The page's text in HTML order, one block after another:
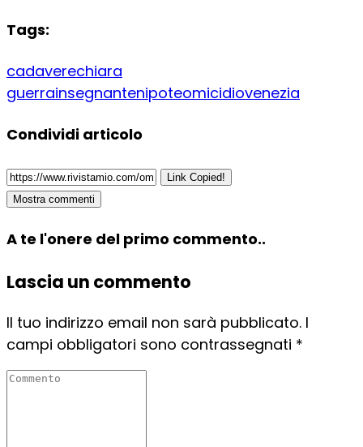
Tags:
cadaverechiara
guerrainsegnantenipoteomicidiovenezia
Condividi articolo
Link Copied!
Mostra commenti
A te l'onere del primo commento..
Lascia un commento
Il tuo indirizzo email non sarà pubblicato. I
campi obbligatori sono contrassegnati *